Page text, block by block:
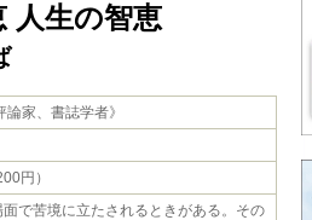
人生の智恵
家、書誌学者》
円）
で苦境に立たされるときがある。その